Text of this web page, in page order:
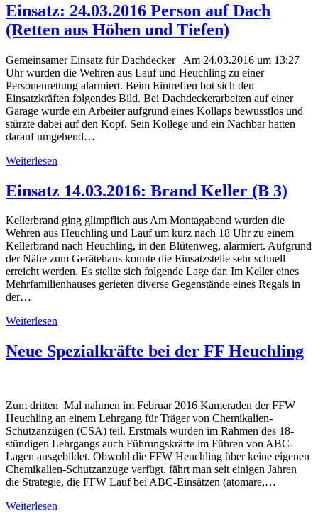
Einsatz: 24.03.2016 Person auf Dach
(Retten aus Höhen und Tiefen)
Gemeinsamer Einsatz für Dachdecker Am 24.03.2016 um 13:27
Uhr wurden die Wehren aus Lauf und Heuchling zu einer
Personenrettung alarmiert. Beim Eintreffen bot sich den
Einsatzkräften folgendes Bild. Bei Dachdeckerarbeiten auf einer
Garage wurde ein Arbeiter aufgrund eines Kollaps bewusstlos und
stürzte dabei auf den Kopf. Sein Kollege und ein Nachbar hatten
darauf umgehend…
Weiterlesen
Einsatz 14.03.2016: Brand Keller (B 3)
Kellerbrand ging glimpflich aus Am Montagabend wurden die
Wehren aus Heuchling und Lauf um kurz nach 18 Uhr zu einem
Kellerbrand nach Heuchling, in den Blütenweg, alarmiert. Aufgrund
der Nähe zum Gerätehaus konnte die Einsatzstelle sehr schnell
erreicht werden. Es stellte sich folgende Lage dar. Im Keller eines
Mehrfamilienhauses gerieten diverse Gegenstände eines Regals in
der…
Weiterlesen
Neue Spezialkräfte bei der FF Heuchling
Zum dritten Mal nahmen im Februar 2016 Kameraden der FFW
Heuchling an einem Lehrgang für Träger von Chemikalien-
Schutzanzügen (CSA) teil. Erstmals wurden im Rahmen des 18-
stündigen Lehrgangs auch Führungskräfte im Führen von ABC-
Lagen ausgebildet. Obwohl die FFW Heuchling über keine eigenen
Chemikalien-Schutzanzüge verfügt, fährt man seit einigen Jahren
die Strategie, die FFW Lauf bei ABC-Einsätzen (atomare,…
Weiterlesen